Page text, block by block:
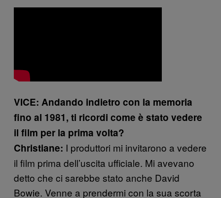
VICE: Andando indietro con la memoria
fino al 1981, ti ricordi come è stato vedere
il film per la prima volta?
Christiane: I produttori mi invitarono a vedere
il film prima dell’uscita ufficiale. Mi avevano
detto che ci sarebbe stato anche David
Bowie. Venne a prendermi con la sua scorta